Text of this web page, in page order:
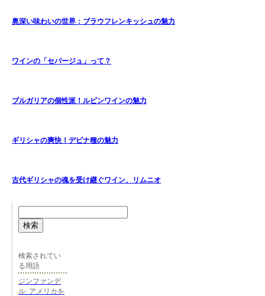
奥深い味わいの世界：ブラウフレンキッシュの魅力
ワインの「セパージュ」って？
ブルガリアの個性派！ルビンワインの魅力
ギリシャの爽快！デビナ種の魅力
古代ギリシャの魂を受け継ぐワイン、リムニオ
検索
検索されてい
る用語
ジンファンデ
ル: アメリカを